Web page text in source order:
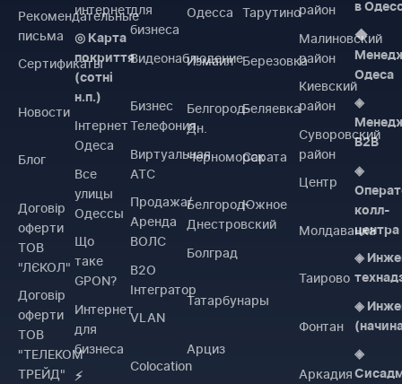
Рекомендательные
письма
Сертификаты
Новости
Блог
Договiр
оферти
ТОВ
"ЛЄКОЛ"
Договiр
оферти
ТОВ
"ТЕЛЕКОМ
ТРЕЙД"
интернет
◎ Карта
покриття
(сотні
н.п.)
Інтернет
Одеса
Все
улицы
Одессы
Що
таке
GPON?
Интернет
для
бизнеса
⚡
для
бизнеса
Видеонаблюдение
Бизнес
Телефония
Виртуальная
АТС
Продажа/
Аренда
ВОЛС
B2O
Інтегратор
VLAN
Colocation
Одесса
Измаил
Белгород-
Дн.
Черноморск
Белгород-
Днестровский
Болград
Татарбунары
Арциз
Тарутино
Березовка
Беляевка
Сарата
Южное
район
Малиновский
район
Киевский
район
Суворовский
район
Центр
Молдаванка
Таирово
Фонтан
Аркадия
в
◆
Одеса
◈
B2B
◈
колл-
центра
◈
◈
◈